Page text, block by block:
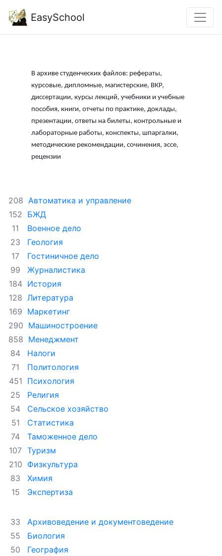
EasySchool
В архиве студенческих файлов: рефераты,
курсовые, дипломные, магистерские, ВКР,
диссертации, курсы лекций, учебники и учебные
пособия, книги, отчеты по практике, доклады,
презентации, ответы на билеты, контрольные и
лабораторные работы, конспекты, шпаргалки,
методические рекомендации, сочинения, эссе,
рецензии
208 Автоматика и управление
152 БЖД
11
Военное дело
23
Геология
17
Гостиничное дело
99
Журналистика
184 История
128 Литература
169 Маркетинг
290 Машиностроение
858 Менеджмент
84
Налоги
71
Политология
451 Психология
25
Религия
54
Сельское хозяйство
51
Статистика
74
Таможенное дело
107 Туризм
210 Физкультура
83
Химия
15
Экспертиза
33
Архивоведение и документоведение
55
Биология
50
География